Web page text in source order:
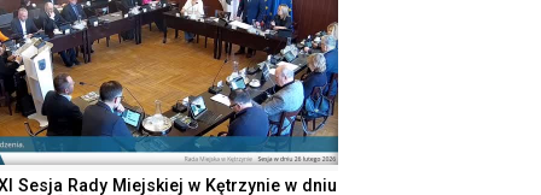
Sesja Rady Miejskiej w Kętrzynie w dniu